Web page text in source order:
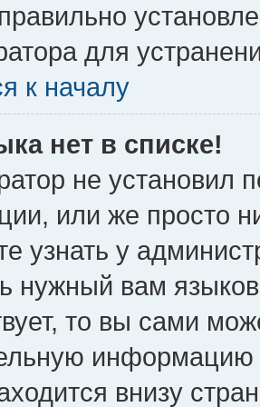
для
к началу
нет в списке!
не установил
или же просто
узнать у
нужный вам
то вы сами
информацию
внизу